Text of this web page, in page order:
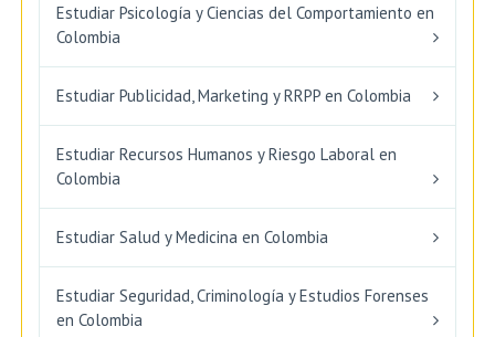
Estudiar Psicología y Ciencias del Comportamiento en
Colombia
Estudiar Publicidad, Marketing y RRPP en Colombia
Estudiar Recursos Humanos y Riesgo Laboral en
Colombia
Estudiar Salud y Medicina en Colombia
Estudiar Seguridad, Criminología y Estudios Forenses
en Colombia